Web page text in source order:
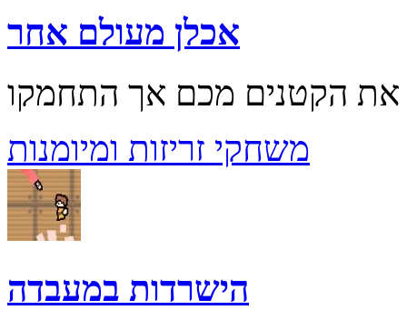
אכלן מעולם אחר
משחקי זריזות ומיומנות
הישרדות במעבדה